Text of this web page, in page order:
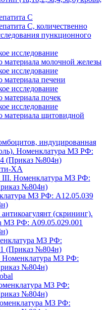
C
C, количественно
пункционного
исследование
материала молочной железы
исследование
материала печени
исследование
материала почек
исследование
материала щитовидной
индуцированная
Номенклатура МЗ РФ:
(Приказ №804н)
ХА
III. Номенклатура МЗ РФ:
№804н)
МЗ РФ: A12.05.039
(скрининг).
МЗ РФ: A09.05.029.001
МЗ РФ:
(Приказ №804н)
Номенклатура МЗ РФ:
№804н)
МЗ РФ:
№804н)
МЗ РФ: